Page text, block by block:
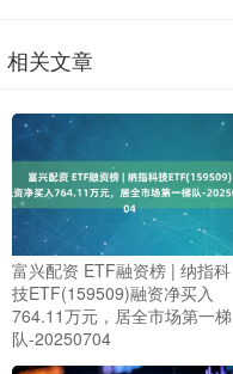
相关文章
富兴配资 ETF融资榜 | 纳指科
技ETF(159509)融资净买入
764.11万元，居全市场第一梯
队-20250704